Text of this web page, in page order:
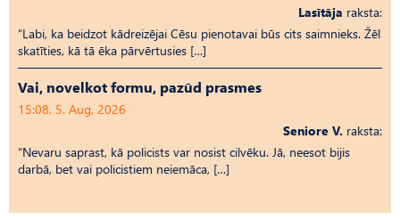
Lasītāja raksta:
“Labi, ka beidzot kādreizējai Cēsu pienotavai būs cits saimnieks. Žēl
skatīties, kā tā ēka pārvērtusies […]
Vai, novelkot formu, pazūd prasmes
15:08, 5. Aug, 2026
Seniore V. raksta:
“Nevaru saprast, kā policists var nosist cilvēku. Jā, neesot bijis
darbā, bet vai policistiem neiemāca, […]